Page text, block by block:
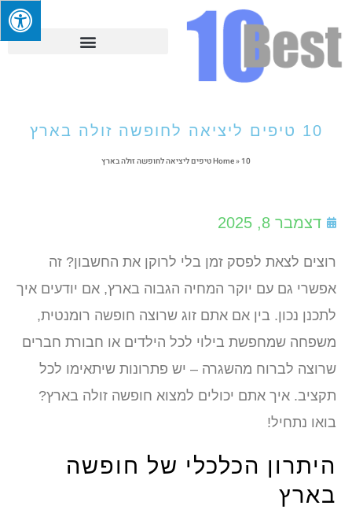
10 טיפים ליציאה לחופשה זולה בארץ
Home» 10 טיפים ליציאה לחופשה זולה בארץ
דצמבר 8, 2025
רוצים לצאת לפסק זמן בלי לרוקן את החשבון? זה
אפשרי גם עם יוקר המחיה הגבוה בארץ, אם יודעים איך
לתכנן נכון. בין אם אתם זוג שרוצה חופשה רומנטית,
משפחה שמחפשת בילוי לכל הילדים או חבורת חברים
שרוצה לברוח מהשגרה – יש פתרונות שיתאימו לכל
תקציב. איך אתם יכולים למצוא חופשה זולה בארץ?
בואו נתחיל!
היתרון הכלכלי של חופשה
בארץ